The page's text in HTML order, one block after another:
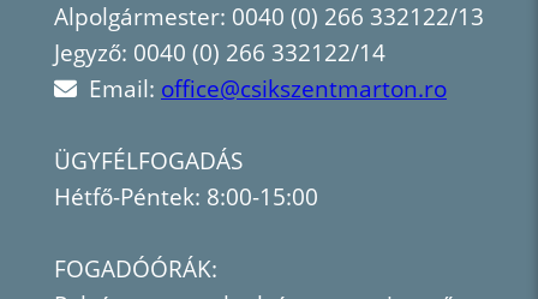
Alpolgármester: 0040 (0) 266 332122/13
Jegyző: 0040 (0) 266 332122/14
Email: office@csikszentmarton.ro
ÜGYFÉLFOGADÁS
Hétfő-Péntek: 8:00-15:00
FOGADÓÓRÁK: